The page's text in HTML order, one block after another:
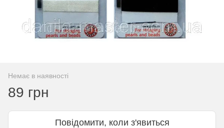
Немає в наявності
89 грн
Повідомити, коли з'явиться